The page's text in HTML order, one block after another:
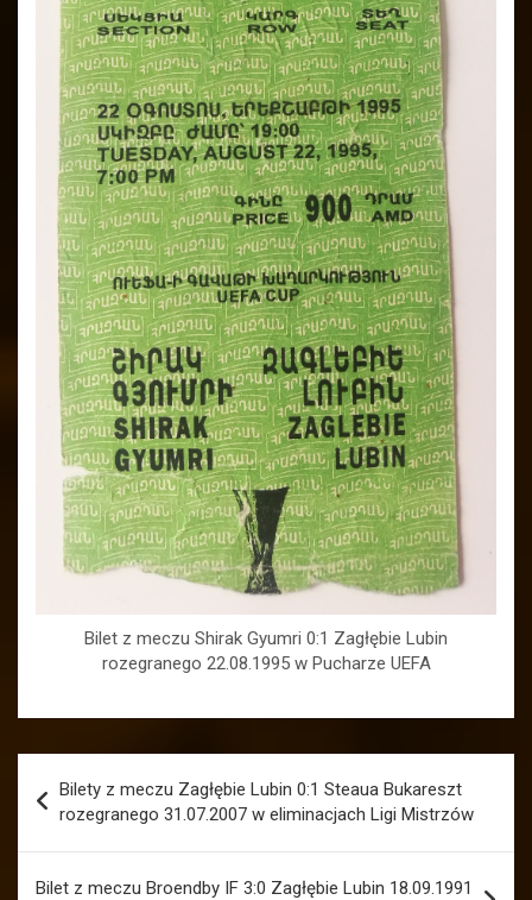
Bilet z meczu Shirak Gyumri 0:1 Zagłębie Lubin
rozegranego 22.08.1995 w Pucharze UEFA
wpisu
Bilety z meczu Zagłębie Lubin 0:1 Steaua Bukareszt
rozegranego 31.07.2007 w eliminacjach Ligi Mistrzów
Bilet z meczu Broendby IF 3:0 Zagłębie Lubin 18.09.1991